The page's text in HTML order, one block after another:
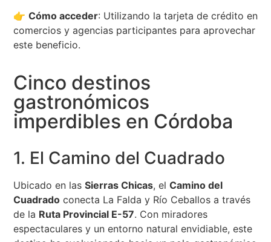
👉 Cómo acceder: Utilizando la tarjeta de crédito en
comercios y agencias participantes para aprovechar
este beneficio.
Cinco destinos
gastronómicos
imperdibles en Córdoba
1. El Camino del Cuadrado
Ubicado en las Sierras Chicas, el Camino del
Cuadrado conecta La Falda y Río Ceballos a través
de la Ruta Provincial E-57. Con miradores
espectaculares y un entorno natural envidiable, este